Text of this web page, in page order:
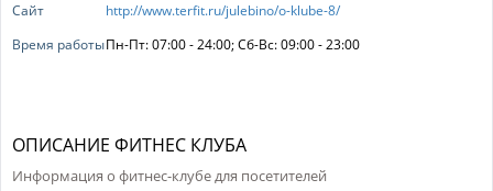
Сайт
http://www.terfit.ru/julebino/o-klube-8/
Время работыПн-Пт: 07:00 - 24:00; Сб-Вс: 09:00 - 23:00
ОПИСАНИЕ ФИТНЕС КЛУБА
Информация о фитнес-клубе для посетителей